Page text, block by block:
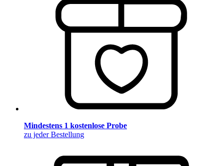
Mindestens 1 kostenlose Probe
zu jeder Bestellung